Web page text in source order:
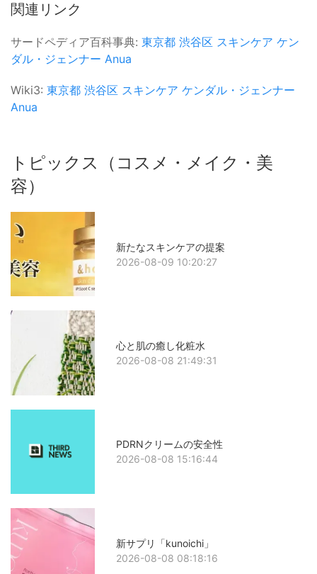
関連リンク
サードペディア百科事典: 東京都 渋谷区 スキンケア ケン
ダル・ジェンナー Anua
Wiki3: 東京都 渋谷区 スキンケア ケンダル・ジェンナー
Anua
トピックス（コスメ・メイク・美
容）
新たなスキンケアの提案
2026-08-09 10:20:27
心と肌の癒し化粧水
2026-08-08 21:49:31
PDRNクリームの安全性
2026-08-08 15:16:44
新サプリ「kunoichi」
2026-08-08 08:18:16